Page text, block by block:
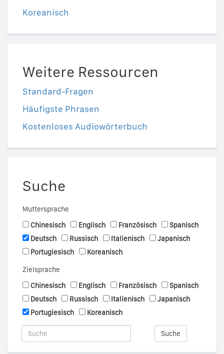
Koreanisch
Weitere Ressourcen
Standard-Fragen
Häufigste Phrasen
Kostenloses Audiowörterbuch
Suche
Muttersprache
Chinesisch
Englisch Französisch
Spanisch
Deutsch
Russisch Italienisch
Japanisch
Portugiesisch
Koreanisch
Zielsprache
Chinesisch
Englisch Französisch
Spanisch
Deutsch
Russisch Italienisch
Japanisch
Portugiesisch
Koreanisch
Suche